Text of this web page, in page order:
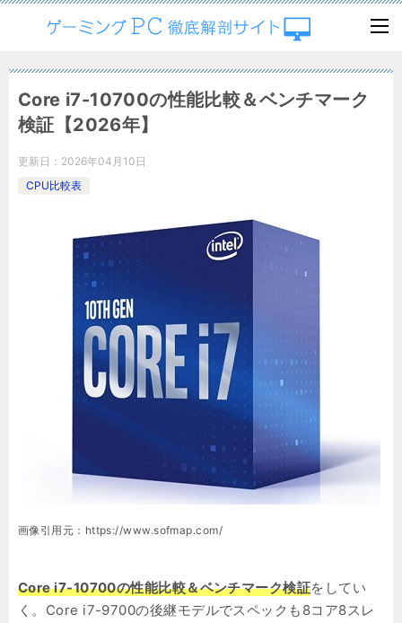
Core i7-10700の性能比較＆ベンチマーク
検証【2026年】
更新日： 2026年04月10日
CPU比較表
画像引用元：https://www.sofmap.com/
Core i7-10700の性能比較＆ベンチマーク検証をしてい
く。Core i7-9700の後継モデルでスペックも8コア8スレ